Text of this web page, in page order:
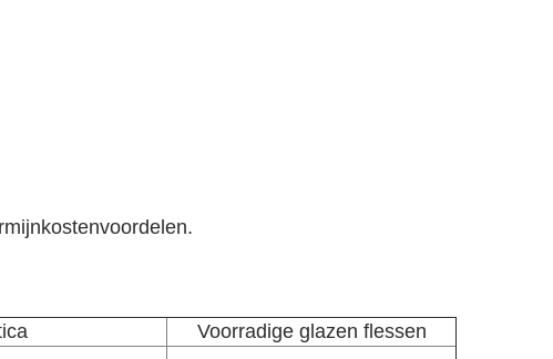
Voorradige glazen flessen